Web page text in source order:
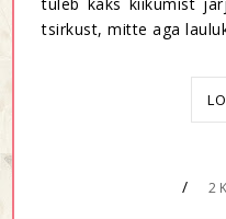
tsirkust, mitte aga
/ 2